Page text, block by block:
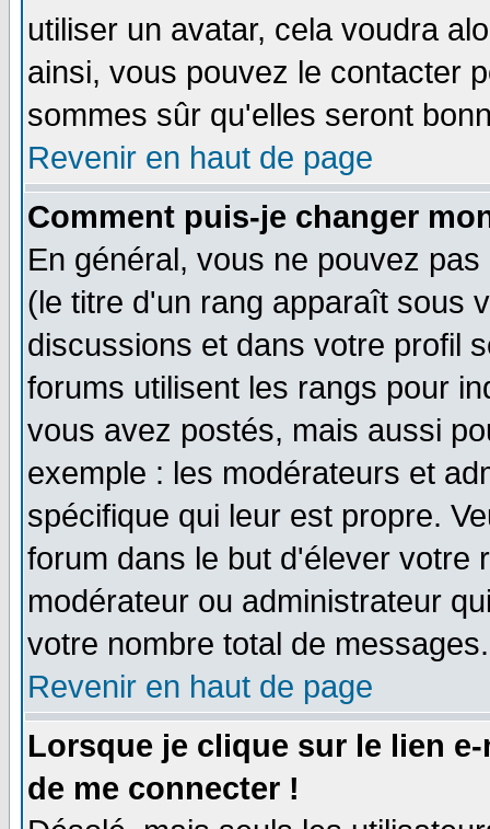
utiliser un avatar, cela voudra
ainsi, vous pouvez le contacter
sommes sûr qu'elles seront
Revenir en haut de page
Comment puis-je changer
En général, vous ne pouvez
(le titre d'un rang apparaît sous
discussions et dans votre profil
forums utilisent les rangs pour
vous avez postés, mais aussi
exemple : les modérateurs et
spécifique qui leur est propre.
forum dans le but d'élever votre
modérateur ou administrateur
votre nombre total de messages.
Revenir en haut de page
Lorsque je clique sur le lien
de me connecter !